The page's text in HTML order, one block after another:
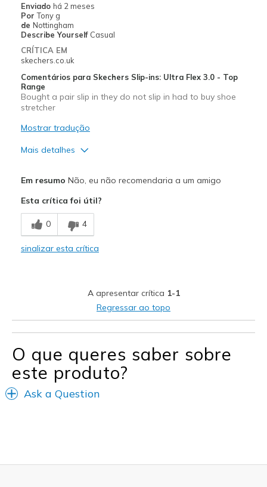
Enviado há 2 meses
Por Tony g
de Nottingham
Describe Yourself Casual
CRÍTICA EM
skechers.co.uk
Comentários para Skechers Slip-ins: Ultra Flex 3.0 - Top
Range
Bought a pair slip in they do not slip in had to buy shoe
stretcher
Mostrar tradução
Mais detalhes
Breathe Well
Contras
Need Break In
Travel
Width
Feels too narrow
Sizing
Feels full size too small
View On Shoes
Shoes are for Wearing
Em resumo Não, eu não recomendaria a um amigo
Esta crítica foi útil?
0 4
sinalizar esta crítica
A apresentar crítica 1-1
Regressar ao topo
O que queres saber sobre
este produto?
Ask a Question